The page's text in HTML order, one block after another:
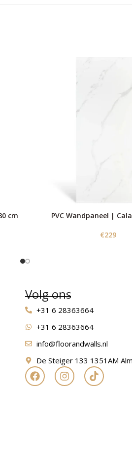
cm
PVC Wandpaneel |
€229
Volg ons
+31 6 28363664
+31 6 28363664
info@floorandwalls.nl
De Steiger 133 1351AM